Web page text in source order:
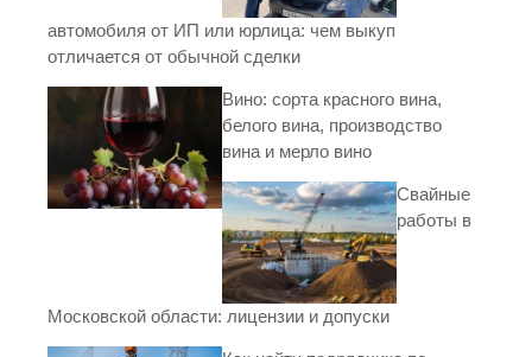
автомобиля от ИП или юрлица: чем выкуп
отличается от обычной сделки
Вино: сорта красного вина,
белого вина, производство
вина и мерло вино
Свайные
работы в
Московской области: лицензии и допуски